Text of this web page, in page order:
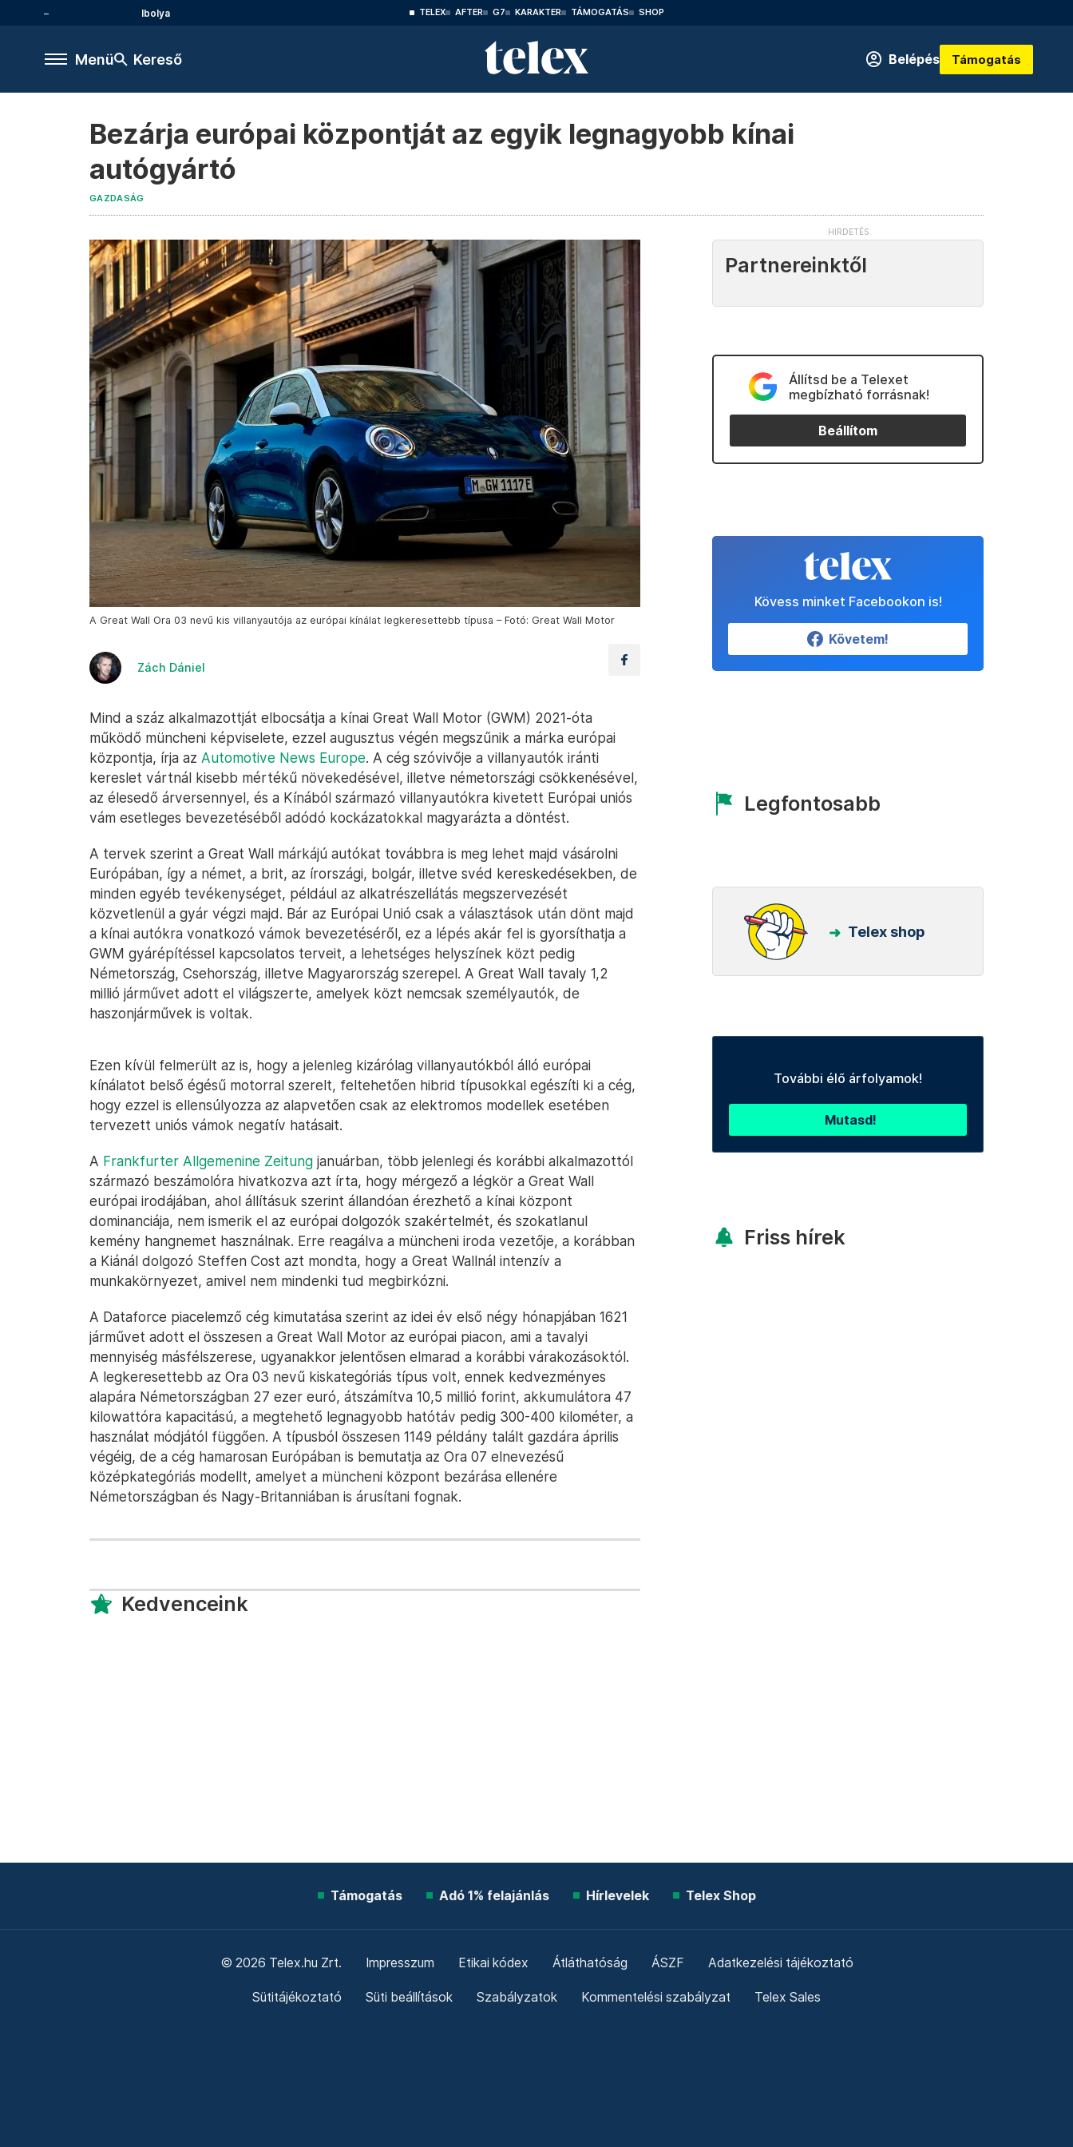
Ibolya TELEX AFTER G7 KARAKTER TÁMOGATÁS SHOP
Menü Kereső Belépés Támogatás
Bezárja európai központját az egyik legnagyobb kínai
autógyártó
GAZDASÁG
A Great Wall Ora 03 nevű kis villanyautója az európai kínálat legkeresettebb típusa – Fotó: Great Wall Motor
Zách Dániel
Mind a száz alkalmazottját elbocsátja a kínai Great Wall Motor (GWM) 2021-óta
működő müncheni képviselete, ezzel augusztus végén megszűnik a márka európai
központja, írja az Automotive News Europe. A cég szóvivője a villanyautók iránti
kereslet vártnál kisebb mértékű növekedésével, illetve németországi csökkenésével,
az élesedő árversennyel, és a Kínából származó villanyautókra kivetett Európai uniós
vám esetleges bevezetéséből adódó kockázatokkal magyarázta a döntést.
A tervek szerint a Great Wall márkájú autókat továbbra is meg lehet majd vásárolni
Európában, így a német, a brit, az írországi, bolgár, illetve svéd kereskedésekben, de
minden egyéb tevékenységet, például az alkatrészellátás megszervezését
közvetlenül a gyár végzi majd. Bár az Európai Unió csak a választások után dönt majd
a kínai autókra vonatkozó vámok bevezetéséről, ez a lépés akár fel is gyorsíthatja a
GWM gyárépítéssel kapcsolatos terveit, a lehetséges helyszínek közt pedig
Németország, Csehország, illetve Magyarország szerepel. A Great Wall tavaly 1,2
millió járművet adott el világszerte, amelyek közt nemcsak személyautók, de
haszonjárművek is voltak.
Ezen kívül felmerült az is, hogy a jelenleg kizárólag villanyautókból álló európai
kínálatot belső égésű motorral szerelt, feltehetően hibrid típusokkal egészíti ki a cég,
hogy ezzel is ellensúlyozza az alapvetően csak az elektromos modellek esetében
tervezett uniós vámok negatív hatásait.
A Frankfurter Allgemenine Zeitung januárban, több jelenlegi és korábbi alkalmazottól
származó beszámolóra hivatkozva azt írta, hogy mérgező a légkör a Great Wall
európai irodájában, ahol állításuk szerint állandóan érezhető a kínai központ
dominanciája, nem ismerik el az európai dolgozók szakértelmét, és szokatlanul
kemény hangnemet használnak. Erre reagálva a müncheni iroda vezetője, a korábban
a Kiánál dolgozó Steffen Cost azt mondta, hogy a Great Wallnál intenzív a
munkakörnyezet, amivel nem mindenki tud megbirkózni.
A Dataforce piacelemző cég kimutatása szerint az idei év első négy hónapjában 1621
járművet adott el összesen a Great Wall Motor az európai piacon, ami a tavalyi
mennyiség másfélszerese, ugyanakkor jelentősen elmarad a korábbi várakozásoktól.
A legkeresettebb az Ora 03 nevű kiskategóriás típus volt, ennek kedvezményes
alapára Németországban 27 ezer euró, átszámítva 10,5 millió forint, akkumulátora 47
kilowattóra kapacitású, a megtehető legnagyobb hatótáv pedig 300-400 kilométer, a
használat módjától függően. A típusból összesen 1149 példány talált gazdára április
végéig, de a cég hamarosan Európában is bemutatja az Ora 07 elnevezésű
középkategóriás modellt, amelyet a müncheni központ bezárása ellenére
Németországban és Nagy-Britanniában is árusítani fognak.
Kedvenceink
Partnereinktől
Állítsd be a Telexet
megbízható forrásnak!
Beállítom
Kövess minket Facebookon is!
Követem!
Legfontosabb
Telex shop
További élő árfolyamok!
Mutasd!
Friss hírek
Támogatás Adó 1% felajánlás Hírlevelek Telex Shop
© 2026 Telex.hu Zrt. Impresszum Etikai kódex Átláthatóság ÁSZF Adatkezelési tájékoztató
Sütitájékoztató Süti beállítások Szabályzatok Kommentelési szabályzat Telex Sales